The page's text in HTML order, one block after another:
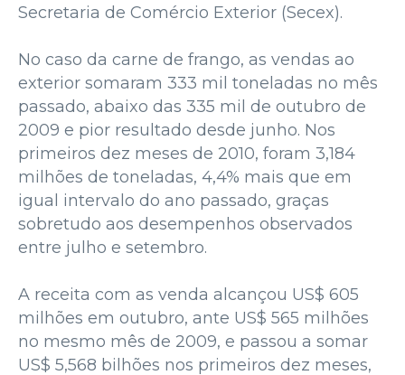
Secretaria de Comércio Exterior (Secex).
No caso da carne de frango, as vendas ao
exterior somaram 333 mil toneladas no mês
passado, abaixo das 335 mil de outubro de
2009 e pior resultado desde junho. Nos
primeiros dez meses de 2010, foram 3,184
milhões de toneladas, 4,4% mais que em
igual intervalo do ano passado, graças
sobretudo aos desempenhos observados
entre julho e setembro.
A receita com as venda alcançou US$ 605
milhões em outubro, ante US$ 565 milhões
no mesmo mês de 2009, e passou a somar
US$ 5,568 bilhões nos primeiros dez meses,